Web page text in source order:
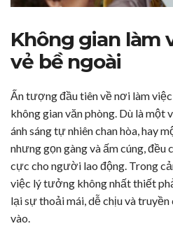
Không gian làm
vẻ bề ngoài
Ấn tượng đầu tiên về nơi làm
không gian văn phòng. Dù là một
ánh sáng tự nhiên chan hòa, hay
nhưng gọn gàng và ấm cúng,
cực cho người lao động. Trong
việc lý tưởng không nhất thiết
lại sự thoải mái, dễ chịu và
vào.